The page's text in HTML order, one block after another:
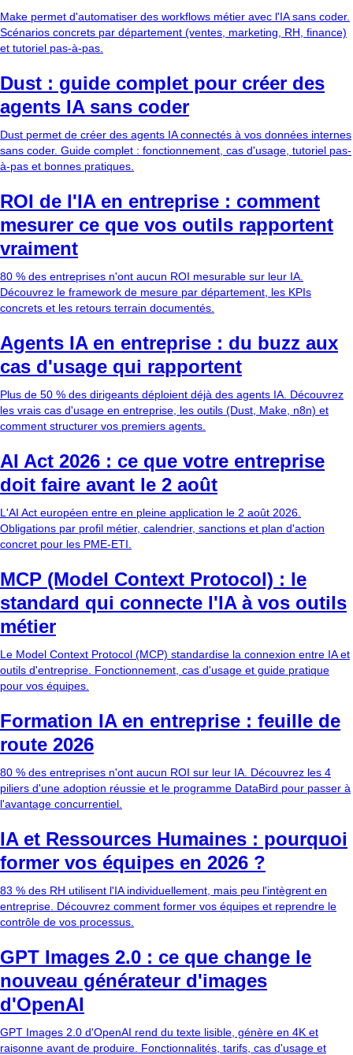
Make permet d'automatiser des workflows métier avec l'IA sans coder.
Scénarios concrets par département (ventes, marketing, RH, finance)
et tutoriel pas-à-pas.
Dust : guide complet pour créer des
agents IA sans coder
Dust permet de créer des agents IA connectés à vos données internes
sans coder. Guide complet : fonctionnement, cas d'usage, tutoriel pas-
à-pas et bonnes pratiques.
ROI de l'IA en entreprise : comment
mesurer ce que vos outils rapportent
vraiment
80 % des entreprises n'ont aucun ROI mesurable sur leur IA.
Découvrez le framework de mesure par département, les KPIs
concrets et les retours terrain documentés.
Agents IA en entreprise : du buzz aux
cas d'usage qui rapportent
Plus de 50 % des dirigeants déploient déjà des agents IA. Découvrez
les vrais cas d'usage en entreprise, les outils (Dust, Make, n8n) et
comment structurer vos premiers agents.
AI Act 2026 : ce que votre entreprise
doit faire avant le 2 août
L'AI Act européen entre en pleine application le 2 août 2026.
Obligations par profil métier, calendrier, sanctions et plan d'action
concret pour les PME-ETI.
MCP (Model Context Protocol) : le
standard qui connecte l'IA à vos outils
métier
Le Model Context Protocol (MCP) standardise la connexion entre IA et
outils d'entreprise. Fonctionnement, cas d'usage et guide pratique
pour vos équipes.
Formation IA en entreprise : feuille de
route 2026
80 % des entreprises n'ont aucun ROI sur leur IA. Découvrez les 4
piliers d'une adoption réussie et le programme DataBird pour passer à
l'avantage concurrentiel.
IA et Ressources Humaines : pourquoi
former vos équipes en 2026 ?
83 % des RH utilisent l'IA individuellement, mais peu l'intègrent en
entreprise. Découvrez comment former vos équipes et reprendre le
contrôle de vos processus.
GPT Images 2.0 : ce que change le
nouveau générateur d'images
d'OpenAI
GPT Images 2.0 d'OpenAI rend du texte lisible, génère en 4K et
raisonne avant de produire. Fonctionnalités, tarifs, cas d'usage et